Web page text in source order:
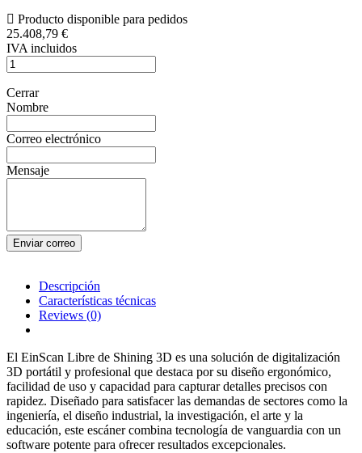
Producto disponible para pedidos
25.408,79 €
IVA incluidos
Cerrar
Nombre
Correo electrónico
Mensaje
Enviar correo
Descripción
Características técnicas
Reviews (0)
El EinScan Libre de Shining 3D es una solución de digitalización
3D portátil y profesional que destaca por su diseño ergonómico,
facilidad de uso y capacidad para capturar detalles precisos con
rapidez. Diseñado para satisfacer las demandas de sectores como la
ingeniería, el diseño industrial, la investigación, el arte y la
educación, este escáner combina tecnología de vanguardia con un
software potente para ofrecer resultados excepcionales.